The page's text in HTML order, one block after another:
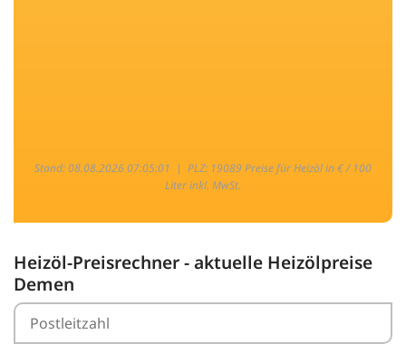
Stand: 08.08.2026 07:05:01 | PLZ: 19089 Preise für Heizöl in € / 100
Liter inkl. MwSt.
Heizöl-Preisrechner - aktuelle Heizölpreise
Demen